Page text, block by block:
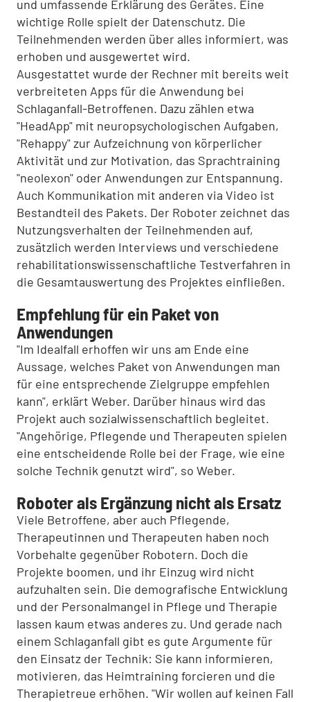
und umfassende Erklärung des Gerätes. Eine
wichtige Rolle spielt der Datenschutz. Die
Teilnehmenden werden über alles informiert, was
erhoben und ausgewertet wird.
Ausgestattet wurde der Rechner mit bereits weit
verbreiteten Apps für die Anwendung bei
Schlaganfall-Betroffenen. Dazu zählen etwa
"HeadApp" mit neuropsychologischen Aufgaben,
"Rehappy" zur Aufzeichnung von körperlicher
Aktivität und zur Motivation, das Sprachtraining
"neolexon" oder Anwendungen zur Entspannung.
Auch Kommunikation mit anderen via Video ist
Bestandteil des Pakets. Der Roboter zeichnet das
Nutzungsverhalten der Teilnehmenden auf,
zusätzlich werden Interviews und verschiedene
rehabilitationswissenschaftliche Testverfahren in
die Gesamtauswertung des Projektes einfließen.
Empfehlung für ein Paket von
Anwendungen
"Im Idealfall erhoffen wir uns am Ende eine
Aussage, welches Paket von Anwendungen man
für eine entsprechende Zielgruppe empfehlen
kann", erklärt Weber. Darüber hinaus wird das
Projekt auch sozialwissenschaftlich begleitet.
"Angehörige, Pflegende und Therapeuten spielen
eine entscheidende Rolle bei der Frage, wie eine
solche Technik genutzt wird", so Weber.
Roboter als Ergänzung nicht als Ersatz
Viele Betroffene, aber auch Pflegende,
Therapeutinnen und Therapeuten haben noch
Vorbehalte gegenüber Robotern. Doch die
Projekte boomen, und ihr Einzug wird nicht
aufzuhalten sein. Die demografische Entwicklung
und der Personalmangel in Pflege und Therapie
lassen kaum etwas anderes zu. Und gerade nach
einem Schlaganfall gibt es gute Argumente für
den Einsatz der Technik: Sie kann informieren,
motivieren, das Heimtraining forcieren und die
Therapietreue erhöhen. "Wir wollen auf keinen Fall